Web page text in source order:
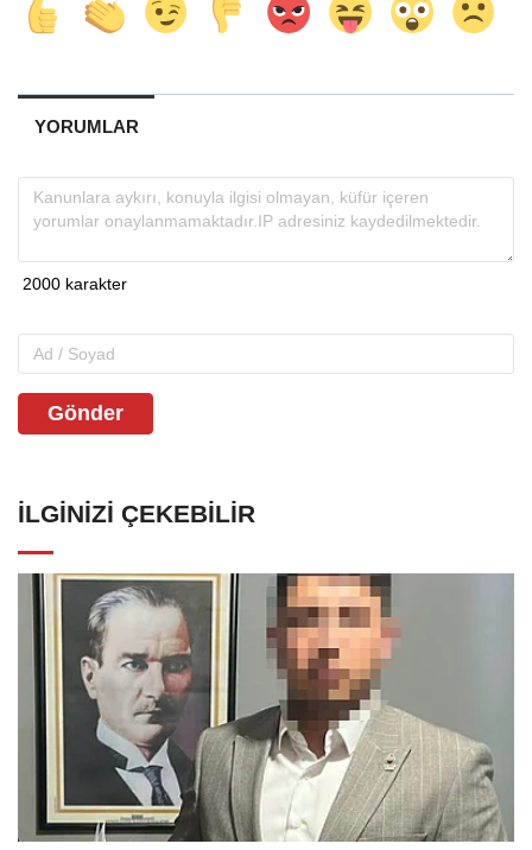
YORUMLAR
Gönder
İLGINIZI ÇEKEBILIR